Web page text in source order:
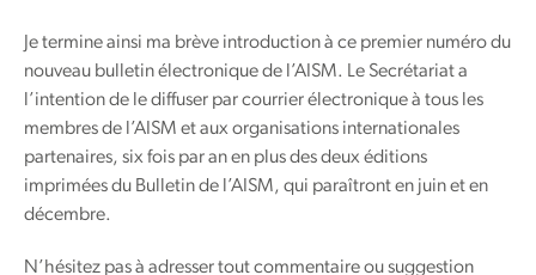
Je termine ainsi ma brève introduction à ce premier numéro du
nouveau bulletin électronique de l’AISM. Le Secrétariat a
l’intention de le diffuser par courrier électronique à tous les
membres de l’AISM et aux organisations internationales
partenaires, six fois par an en plus des deux éditions
imprimées du Bulletin de l’AISM, qui paraîtront en juin et en
décembre.
N’hésitez pas à adresser tout commentaire ou suggestion